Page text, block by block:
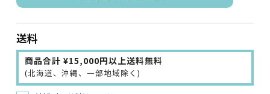
送料
商品合計 ¥15,000円以上送料無料
(北海道、沖縄、一部地域除く)